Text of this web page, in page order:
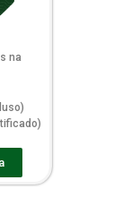
na